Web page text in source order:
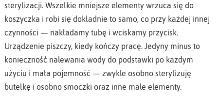
sterylizacji. Wszelkie mniejsze elementy wrzuca się do
koszyczka i robi się dokładnie to samo, co przy każdej innej
czynności — nakładamy tubę i wciskamy przycisk.
Urządzenie piszczy, kiedy kończy pracę. Jedyny minus to
konieczność nalewania wody do podstawki po każdym
użyciu i mała pojemność — zwykle osobno sterylizuję
butelkę i osobno smoczki oraz inne małe elementy.